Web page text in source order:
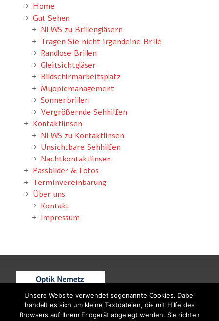
Home
Gut Sehen
NEWS zu Brillengläsern
Tragen Sie nicht irgendeine Brille
Randlose Brillen
Gleitsichtgläser
Bildschirmarbeitsplatz
Myopiemanagement
Sonnenbrillen
Vergrößernde Sehhilfen
Kontaktlinsen
NEWS zu Kontaktlinsen
Unsichtbare Sehhilfen
Nachtkontaktlinsen
Passbilder & Fotos
Terminvereinbarung
Über uns
Kontakt
Impressum
Unsere Website verwendet sogenannte Cookies. Dabei
handelt es sich um kleine Textdateien, die mit Hilfe des
Browsers auf Ihrem Endgerät abgelegt werden. Sie richten